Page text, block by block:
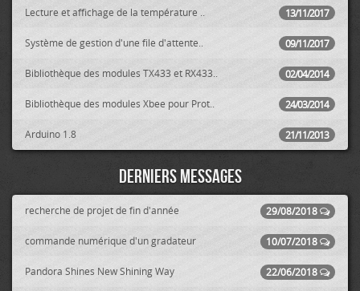
13/11/2017
Lecture et affichage de la température ..
09/11/2017
Système de gestion d'une file d'attente..
02/04/2014
Bibliothèque des modules TX433 et RX433..
24/03/2014
Bibliothèque des modules Xbee pour Prot..
21/11/2013
Arduino 1.8
Derniers messages
29/08/2018
recherche de projet de fin d'année
10/07/2018
commande numérique d'un gradateur
22/06/2018
Pandora Shines New Shining Way